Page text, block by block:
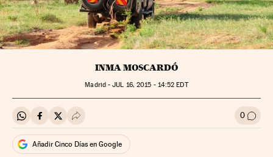
INMA MOSCARDÓ
Madrid -JUL 16, 2015 - 14:52 EDT
Compartir en Whatsapp
Compartir en Facebook
Compartir en Twitter
Desplegar Redes Sociales 0 Ir a
Añadir Cinco Días en Google